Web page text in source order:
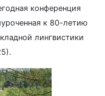
конференция
к 80-летию
лингвистики